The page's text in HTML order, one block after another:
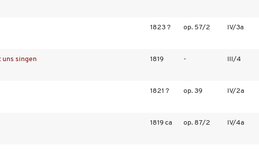
1823 ? op. 57/2 IV/3a
uns singen 1819 - III/4
1821 ? op. 39 IV/2a
1819 ca op. 87/2 IV/4a